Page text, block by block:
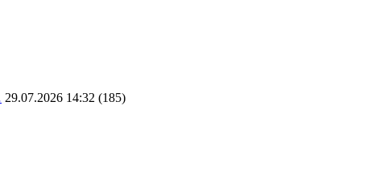
29.07.2026 14:32 (185)